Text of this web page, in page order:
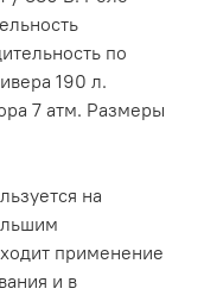
по
190 л.
7 атм. Размеры
на
применение
и в